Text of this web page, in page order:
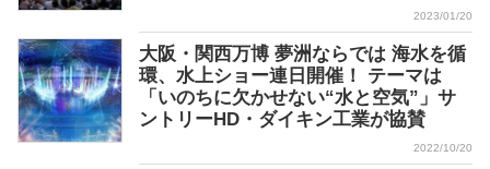
2023/01/20
大阪・関西万博 夢洲ならでは 海水を循
環、水上ショー連日開催！ テーマは
「いのちに欠かせない“水と空気”」サ
ントリーHD・ダイキン工業が協賛
2022/10/20